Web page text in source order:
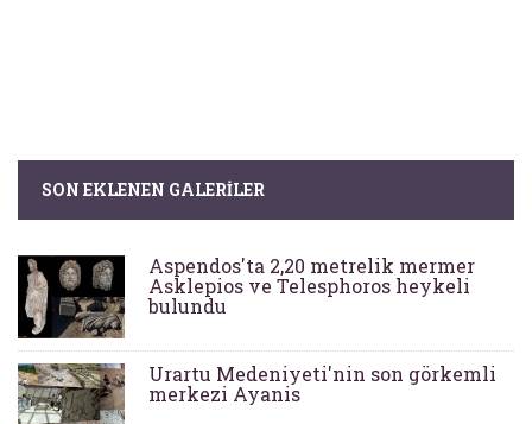
SON EKLENEN GALERILER
Aspendos'ta 2,20 metrelik mermer
Asklepios ve Telesphoros heykeli
bulundu
Urartu Medeniyeti'nin son görkemli
merkezi Ayanis